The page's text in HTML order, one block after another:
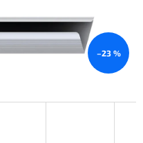
–23 %